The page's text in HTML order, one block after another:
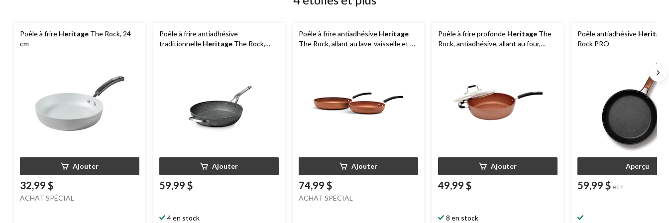
Poêle à frire Heritage The Rock, 24
cm
Ajouter
32,99 $
ACHAT SPÉCIAL
Poêle à frire antiadhésive
traditionnelle Heritage The Rock,
Ajouter
59,99 $
4 en stock
Poêle à frire antiadhésive Heritage
The Rock, allant au lave-vaisselle et au
Ajouter
74,99 $
ACHAT SPÉCIAL
Poêle à frire profonde Heritage The
Rock, antiadhésive, allant au four,
Ajouter
49,99 $
8 en stock
Poêle antiadhésive Heritage
Rock PRO
Aperçu
59,99 $ et+